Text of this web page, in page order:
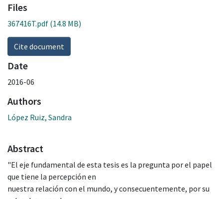
Files
367416T.pdf (14.8 MB)
Cite document
Date
2016-06
Authors
López Ruiz, Sandra
Abstract
"El eje fundamental de esta tesis es la pregunta por el papel
que tiene la percepción en
nuestra relación con el mundo, y consecuentemente, por su